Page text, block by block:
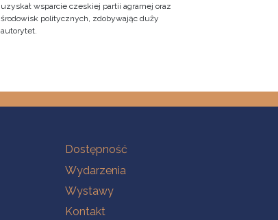
uzyskał wsparcie czeskiej partii agrarnej oraz
środowisk politycznych, zdobywając duży
autorytet.
Na skróty
Dostępność
Wydarzenia
Wystawy
Kontakt